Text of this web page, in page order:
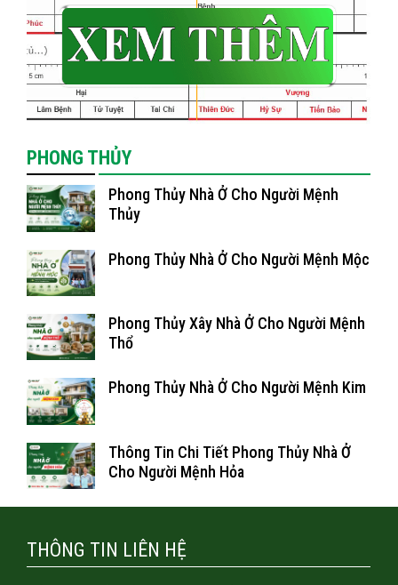
PHONG THỦY
Phong Thủy Nhà Ở Cho Người Mệnh
Thủy
Phong Thủy Nhà Ở Cho Người Mệnh Mộc
Phong Thủy Xây Nhà Ở Cho Người Mệnh
Thổ
Phong Thủy Nhà Ở Cho Người Mệnh Kim
Thông Tin Chi Tiết Phong Thủy Nhà Ở
Cho Người Mệnh Hỏa
THÔNG TIN LIÊN HỆ